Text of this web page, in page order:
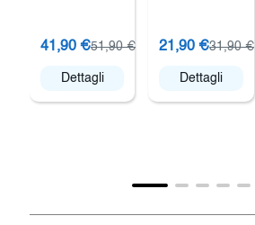
41,90 €51,90 €
Dettagli
21,90 €31,90 €
Dettagli